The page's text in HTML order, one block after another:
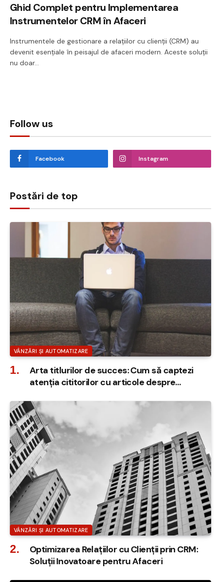
Ghid Complet pentru Implementarea
Instrumentelor CRM în Afaceri
Instrumentele de gestionare a relațiilor cu clienții (CRM) au
devenit esențiale în peisajul de afaceri modern. Aceste soluții
nu doar…
Follow us
Facebook Instagram
Postări de top
VÂNZĂRI ȘI AUTOMATIZARE
Arta titlurilor de succes: Cum să captezi
atenția cititorilor cu articole despre
VÂNZĂRI ȘI AUTOMATIZARE
Optimizarea Relațiilor cu Clienții prin CRM:
Soluții Inovatoare pentru Afaceri